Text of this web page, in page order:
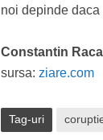
noi depinde
Constantin
sursa:ziare.com
Tag-uri